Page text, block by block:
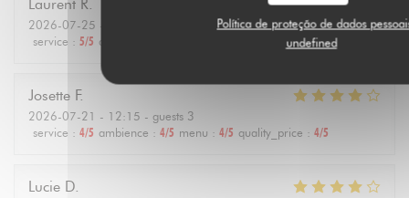
Política de proteção de dados
undefined
Laurent R
2026-07-25 - 19:30 - guests 4
service : 5/5 ambience quality_price: 5/5
Josette F
2026-07-21 - 12:15 - guests 3
service : 4/5 ambience : 4/5 menu : 4/5 quality_price : 4/5
Lucie D